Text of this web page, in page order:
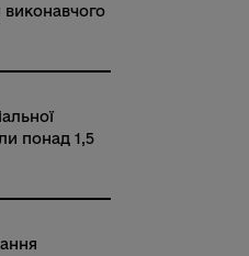
виконавчого
понад 1,5